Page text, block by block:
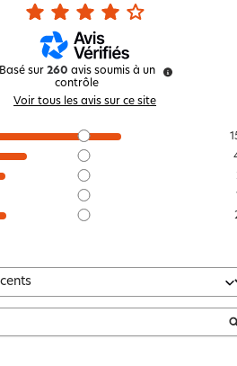
Basé sur 260 avis soumis à un
contrôle
Voir tous les avis sur ce site